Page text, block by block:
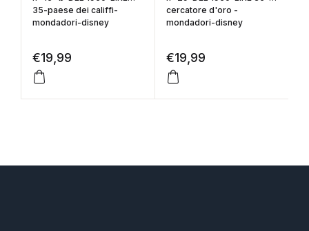
35-paese dei califfi-
mondadori-disney
€19,99
cercatore d'oro -
mondadori-disney
€19,99